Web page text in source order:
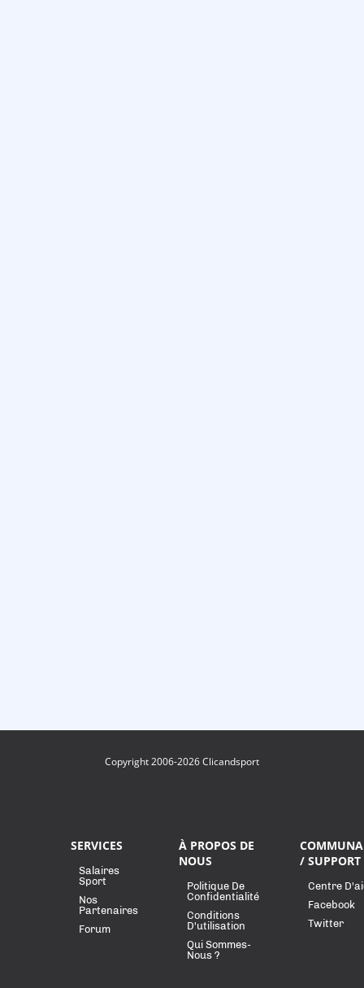
Copyright 2006-2026 Clicandsport
SERVICES
Salaires
Sport
Nos
Partenaires
Forum
À PROPOS DE
NOUS
Politique De
Confidentialité
Conditions
D'utilisation
Qui Sommes-
Nous ?
/ SUPPORT
Centre
Facebook
Twitter